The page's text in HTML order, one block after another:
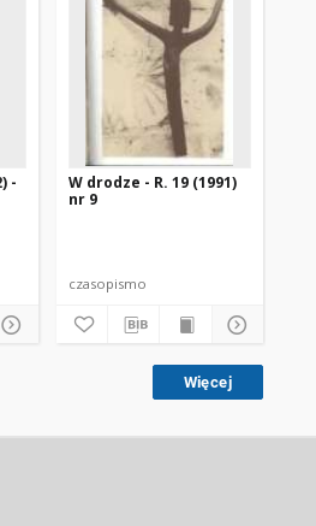
-
W drodze - R. 19 (1991)
nr 9
czasopismo
Więcej